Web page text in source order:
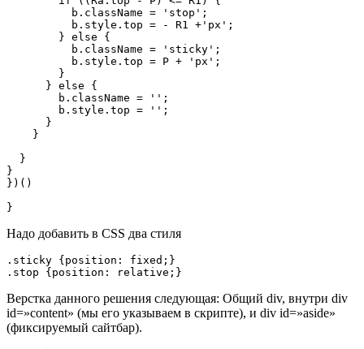
}
})()
}
Надо добавить в CSS два стиля
.sticky {position: fixed;}
.stop {position: relative;}
Верстка данного решения следующая: Общий div, внутри div
id=»content» (мы его указываем в скрипте), и div id=»aside»
(фиксируемый сайтбар).